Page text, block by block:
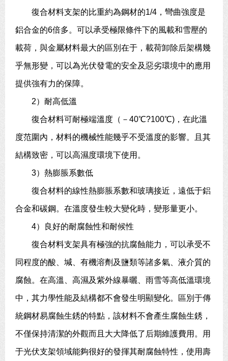
復合材料支架的比重約為鋼材的1/4，彎曲強度是
鋁合金的6倍多。可以承受極限條件下的風載和雪壓的
載荷，與金屬材料最大的區別在于，載荷卸除后架構幾
乎無形變，可以為光伏發電的安全及惡劣環境中的應用
提供強有力的保障。
2）耐高低溫
復合材料可耐極端溫度（－40℃?100℃)，在此溫
度范圍內，材料的機械性能幾乎不受溫度的影響。且其
結構致密，可以高濕度環境下使用。
3）熱膨脹系數低
復合材料的線性熱膨脹系數和玻璃接近，遠低于鋁
合金和碳鋼。在溫度發生較大變化時，變形量更小。
4）良好的耐腐蝕性和耐候性
復合材料支架具有極強的抗腐蝕能力，可以承受不
同程度的酸、堿、有機溶劑及鹽類等諸多氣、液介質的
腐蝕。在高溫、高濕及紫外線暴曬、雨雪等高低溫環境
中，其力學性能及結構都不會發生明顯變化。區別于傳
統鋼材易腐蝕生銹的特點，該材料不會產生腐蝕生銹，
不僅保持清潔的外觀而且大大降低了后期維護費用。用
于光伏支架領域能夠很好的發揮其耐腐蝕特性，使用壽